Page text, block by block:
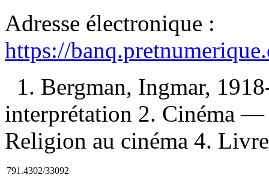
Adresse électronique :
https://
1. Bergman, Ingmar,
interprétation 2. Cinéma
Religion au cinéma 4.
791.4302/33092